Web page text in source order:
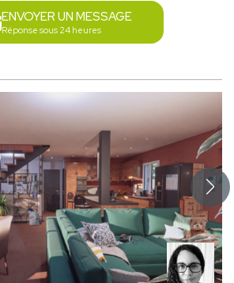
ENVOYER UN MESSAGE
Réponse sous 24 heures